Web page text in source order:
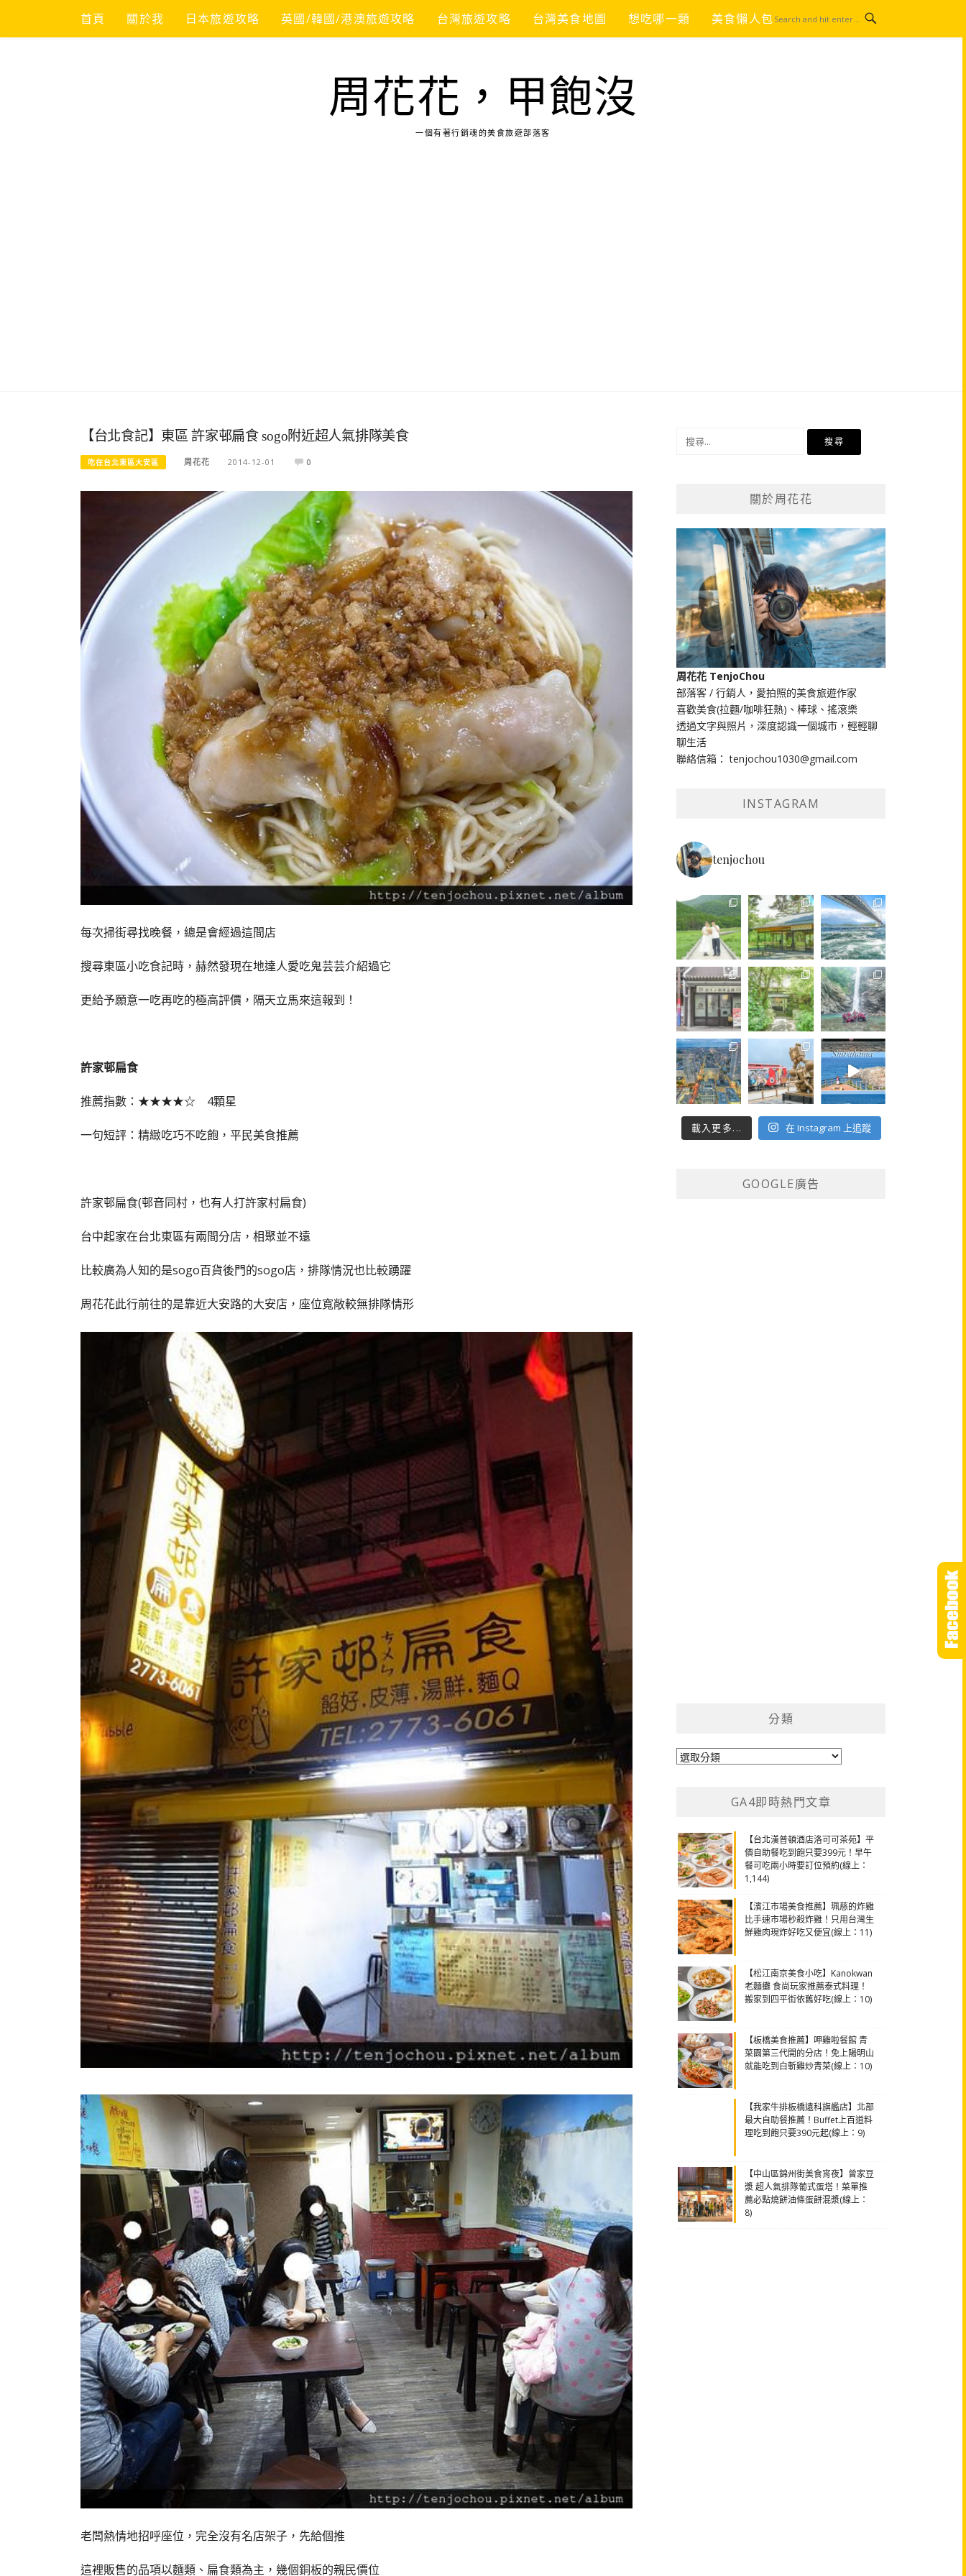
content
首頁 關於我 日本旅遊攻略 英國/韓國/港澳旅遊攻略 台灣旅遊攻略 台灣美食地圖 想吃哪一類 美食懶人包
周花花，甲飽沒
一個有著行銷魂的美食旅遊部落客
【台北食記】東區 許家邨扁食 sogo附近超人氣排隊美食
吃在台北東區大安區 周花花 2014-12-01 0
每次掃街尋找晚餐，總是會經過這間店
搜尋東區小吃食記時，赫然發現在地達人愛吃鬼芸芸介紹過它
更給予願意一吃再吃的極高評價，隔天立馬來這報到！
許家邨扁食
推薦指數：★★★★☆ 4顆星
一句短評：精緻吃巧不吃飽，平民美食推薦
許家邨扁食(邨音同村，也有人打許家村扁食)
台中起家在台北東區有兩間分店，相聚並不遠
比較廣為人知的是sogo百貨後門的sogo店，排隊情況也比較踴躍
周花花此行前往的是靠近大安路的大安店，座位寬敞較無排隊情形
老闆熱情地招呼座位，完全沒有名店架子，先給個推
這裡販售的品項以麵類、扁食類為主，幾個銅板的親民價位
關於周花花
周花花 TenjoChou
部落客 / 行銷人，愛拍照的美食旅遊作家
喜歡美食(拉麵/咖啡狂熱)、棒球、搖滾樂
透過文字與照片，深度認識一個城市，輕輕聊
聊生活
聯絡信箱： tenjochou1030@gmail.com
INSTAGRAM
tenjochou
載入更多... 在 Instagram 上追蹤
GOOGLE廣告
分類
分
GA4即時熱門文章
【台北漢普頓酒店洛可可茶苑】平
價自助餐吃到飽只要399元！早午
餐可吃兩小時要訂位預約(線上：
1,144)
【濱江市場美食推薦】珮慈的炸雞
比手速市場秒殺炸雞！只用台灣生
鮮雞肉現炸好吃又便宜(線上：11)
【松江南京美食小吃】Kanokwan
老麵攤 食尚玩家推薦泰式料理！
搬家到四平街依舊好吃(線上：10)
【板橋美食推薦】呷雞啦餐館 青
菜園第三代開的分店！免上陽明山
就能吃到白斬雞炒青菜(線上：10)
【我家牛排板橋遠科旗艦店】北部
最大自助餐推薦！Buffet上百道料
理吃到飽只要390元起(線上：9)
【中山區錦州街美食宵夜】曾家豆
漿 超人氣排隊葡式蛋塔！菜單推
薦必點燒餅油條蛋餅混漿(線上：
8)